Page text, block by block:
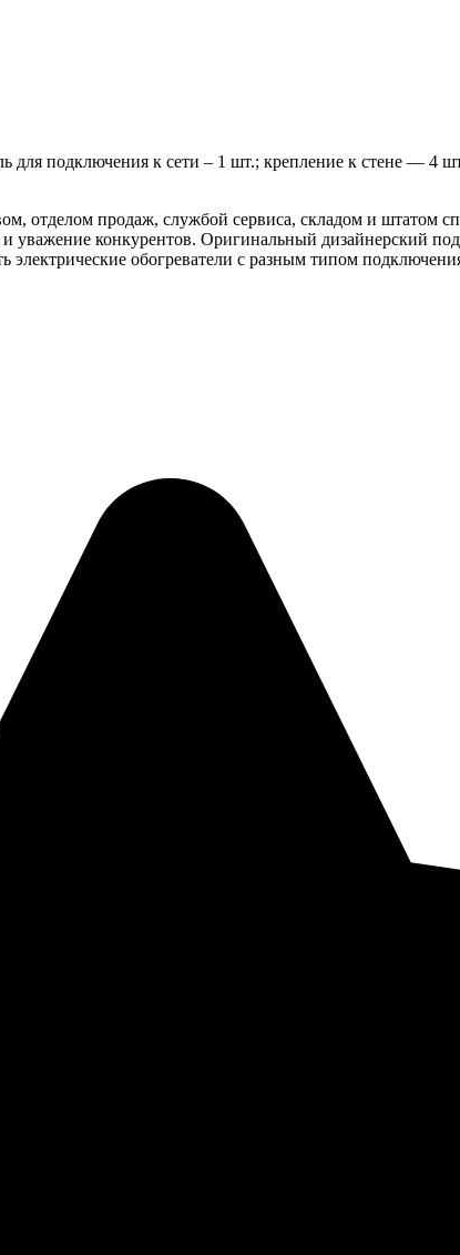
подключения к сети – 1 шт.; крепление к стене — 4
отделом продаж, службой сервиса, складом и штатом
уважение конкурентов. Оригинальный дизайнерский
электрические обогреватели с разным типом